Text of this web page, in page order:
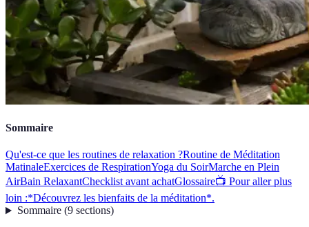
Sommaire
Qu'est-ce que les routines de relaxation ?Routine de Méditation
MatinaleExercices de RespirationYoga du SoirMarche en Plein
AirBain RelaxantChecklist avant achatGlossaire📺 Pour aller plus
loin :*Découvrez les bienfaits de la méditation*.
Sommaire(9 sections)